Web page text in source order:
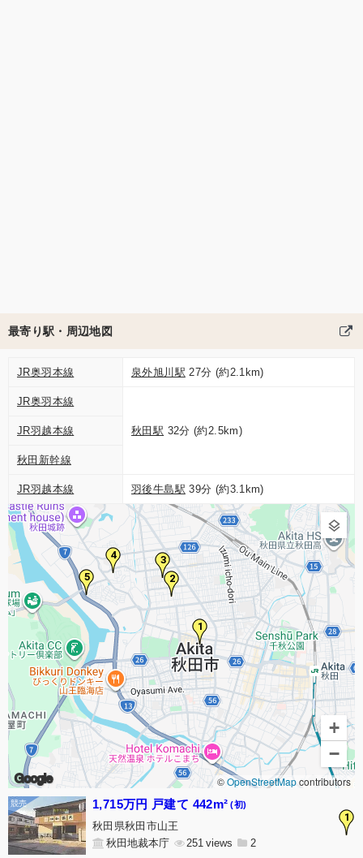
最寄り駅・周辺地図
JR奥羽本線 泉外旭川駅 27分 (約2.1km)
JR奥羽本線
秋田駅 32分 (約2.5km)
JR羽越本線
秋田新幹線
JR羽越本線 羽後牛島駅 39分 (約3.1km)
1
2
3
4
5
Google
+
−
©OpenStreetMapcontributors
1
1,715万円 戸建て 442m² (初)
秋田県秋田市山王
秋田地裁本庁
251 2